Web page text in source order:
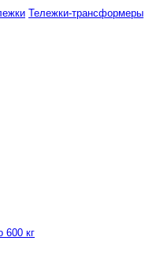
Тележки-трансформеры
600 кг